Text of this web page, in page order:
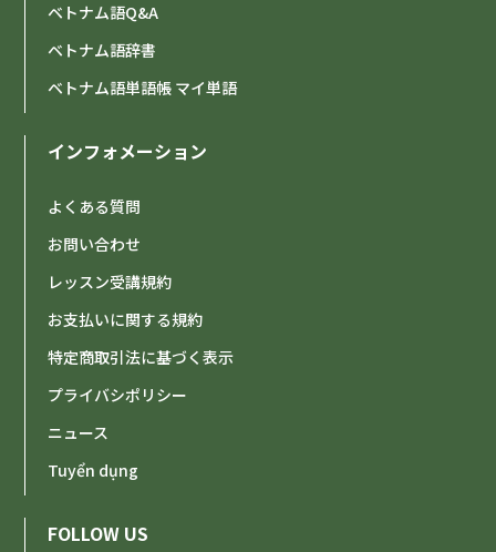
ベトナム語Q&A
ベトナム語辞書
ベトナム語単語帳 マイ単語
インフォメーション
よくある質問
お問い合わせ
レッスン受講規約
お支払いに関する規約
特定商取引法に基づく表示
プライバシポリシー
ニュース
Tuyển dụng
FOLLOW US